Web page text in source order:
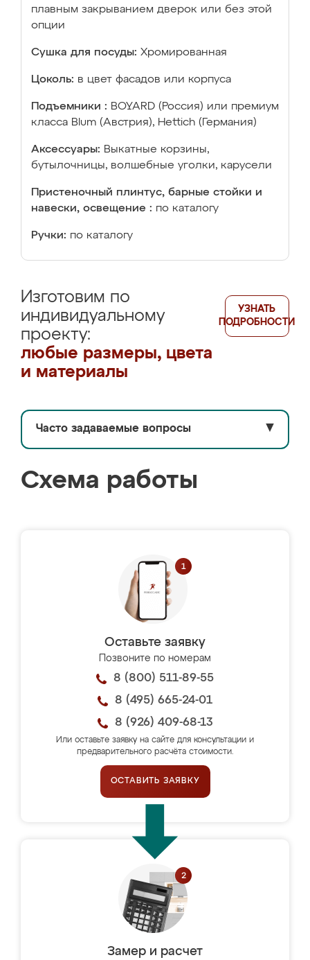
плавным закрыванием дверок или без этой
опции
Сушка для посуды: Хромированная
Цоколь: в цвет фасадов или корпуса
Подъемники : BOYARD (Россия) или премиум
класса Blum (Австрия), Hettich (Германия)
Аксессуары: Выкатные корзины,
бутылочницы, волшебные уголки, карусели
Пристеночный плинтус, барные стойки и
навески, освещение : по каталогу
Ручки: по каталогу
Изготовим по
индивидуальному
проекту:
любые размеры, цвета
и материалы
УЗНАТЬ
ПОДРОБНОСТИ
Часто задаваемые вопросы ▼
Схема работы
Оставьте заявку
Позвоните по номерам
8 (800) 511-89-55
8 (495) 665-24-01
8 (926) 409-68-13
Или оставьте заявку на сайте для консультации и
предварительного расчёта стоимости.
ОСТАВИТЬ ЗАЯВКУ
Замер и расчет